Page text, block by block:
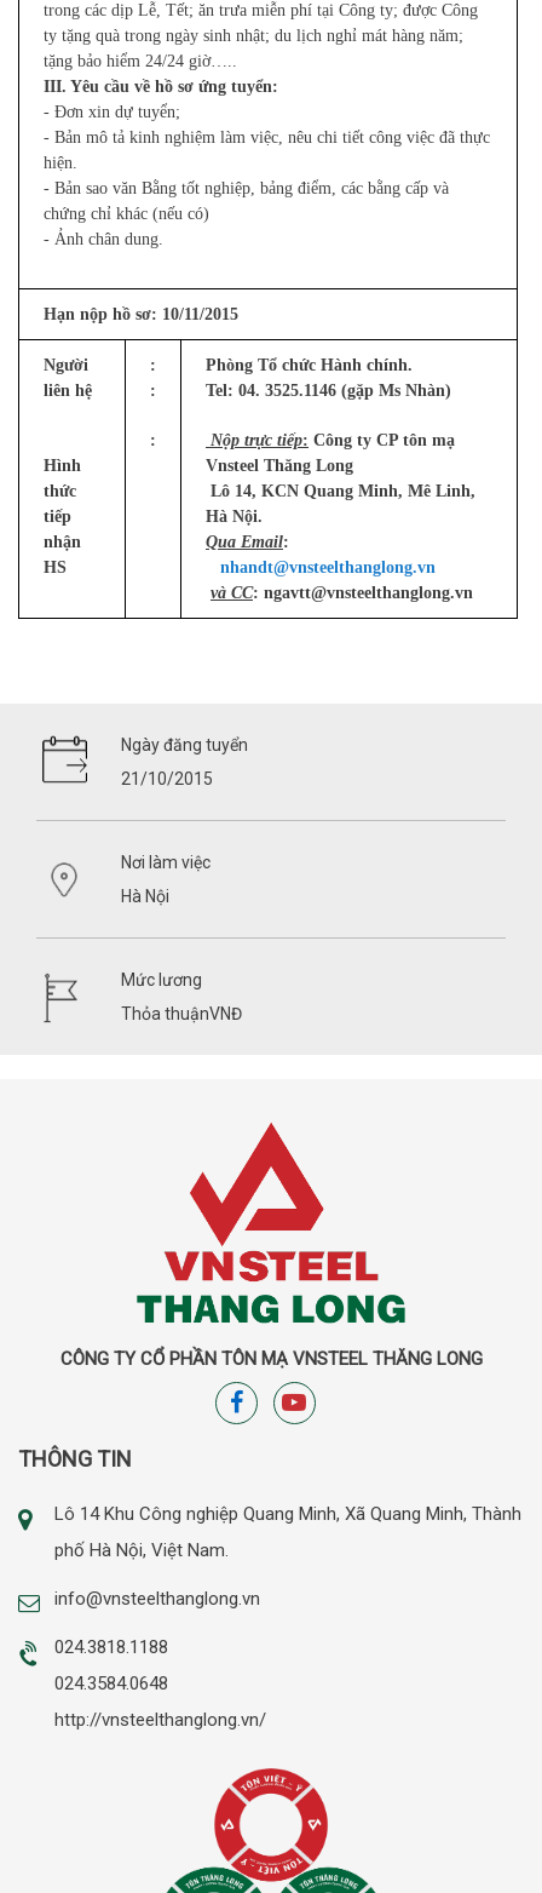
trong các dịp Lễ, Tết; ăn trưa miễn phí tại Công ty; được Công
ty tặng quà trong ngày sinh nhật; du lịch nghỉ mát hàng năm;
tặng bảo hiểm 24/24 giờ…..
III. Yêu cầu về hồ sơ ứng tuyển:
- Đơn xin dự tuyển;
- Bản mô tả kinh nghiệm làm việc, nêu chi tiết công việc đã thực
hiện.
- Bản sao văn Bằng tốt nghiệp, bảng điểm, các bằng cấp và
chứng chỉ khác (nếu có)
- Ảnh chân dung.
Hạn nộp hồ sơ: 10/11/2015
Người
liên hệ
Hình
thức
tiếp
nhận
HS
:
:
:
Phòng Tổ chức Hành chính.
Tel: 04. 3525.1146 (gặp Ms Nhàn)
Nộp trực tiếp: Công ty CP tôn mạ
Vnsteel Thăng Long
Lô 14, KCN Quang Minh, Mê Linh,
Hà Nội.
Qua Email:
nhandt@vnsteelthanglong.vn
và CC: ngavtt@vnsteelthanglong.vn
Ngày đăng tuyển
21/10/2015
Nơi làm việc
Hà Nội
Mức lương
Thỏa thuậnVNĐ
CÔNG TY CỔ PHẦN TÔN MẠ VNSTEEL THĂNG LONG
THÔNG TIN
Lô 14 Khu Công nghiệp Quang Minh, Xã Quang Minh, Thành
phố Hà Nội, Việt Nam.
info@vnsteelthanglong.vn
024.3818.1188
024.3584.0648
http://vnsteelthanglong.vn/